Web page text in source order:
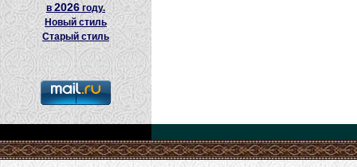
в2026 году.
Новый стиль
Старый стиль